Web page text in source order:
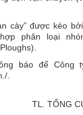
cày” được kéo
phân loại
báo để Công
.
TL. TỔNG